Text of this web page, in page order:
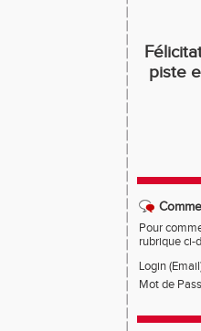
piste
Pour
rubrique ci-
Login
Mot de